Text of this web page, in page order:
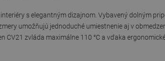
s elegantným dizajnom. Vybavený dolným
umožňujú jednoduché umiestnenie aj v
zvláda maximálne 110 °C a vďaka